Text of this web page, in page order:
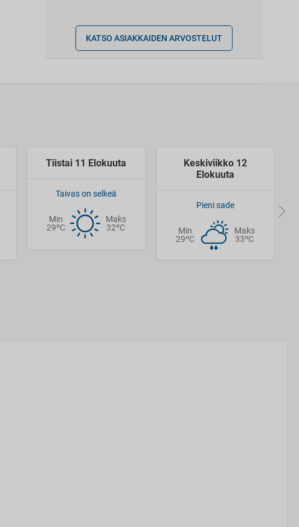
KATSO ASIAKKAIDEN ARVOSTELUT
Tiistai 11 Elokuuta
Taivas on selkeä
Min
29ºC
Maks
32ºC
Keskiviikko 12
Elokuuta
Pieni sade
Min
29ºC
Maks
33ºC